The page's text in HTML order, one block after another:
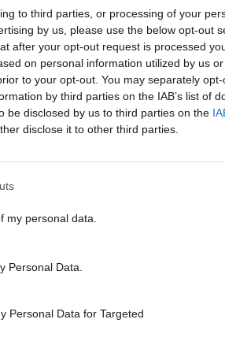
to third parties, or processing of your
by us, please use the below opt-out
after your opt-out request is processed
on personal information utilized by us
to your opt-out. You may separately
by third parties on the IAB’s list of
be disclosed by us to third parties on the
disclose it to other third parties.
my personal data.
Personal Data.
Personal Data for Targeted
επετειακό τηλέφωνο της
iPhone